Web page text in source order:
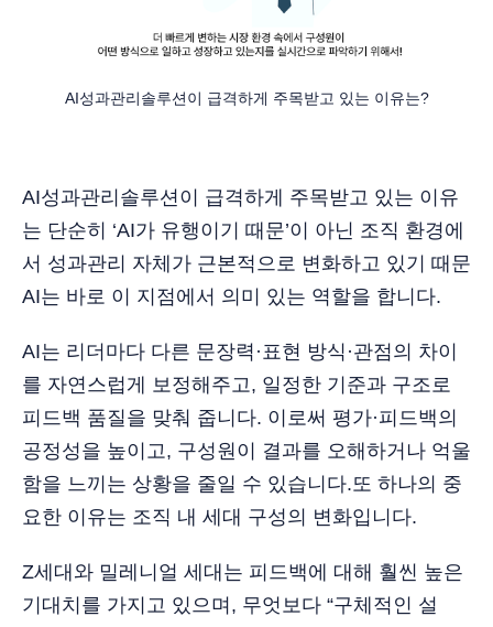
AI성과관리솔루션이 급격하게 주목받고 있는 이유는?
AI성과관리솔루션이 급격하게 주목받고 있는 이유
는 단순히 ‘AI가 유행이기 때문’이 아닌 조직 환경에
서 성과관리 자체가 근본적으로 변화하고 있기 때문
AI는 바로 이 지점에서 의미 있는 역할을 합니다.
AI는 리더마다 다른 문장력·표현 방식·관점의 차이
를 자연스럽게 보정해주고, 일정한 기준과 구조로
피드백 품질을 맞춰 줍니다. 이로써 평가·피드백의
공정성을 높이고, 구성원이 결과를 오해하거나 억울
함을 느끼는 상황을 줄일 수 있습니다.또 하나의 중
요한 이유는 조직 내 세대 구성의 변화입니다.
Z세대와 밀레니얼 세대는 피드백에 대해 훨씬 높은
기대치를 가지고 있으며, 무엇보다 “구체적인 설